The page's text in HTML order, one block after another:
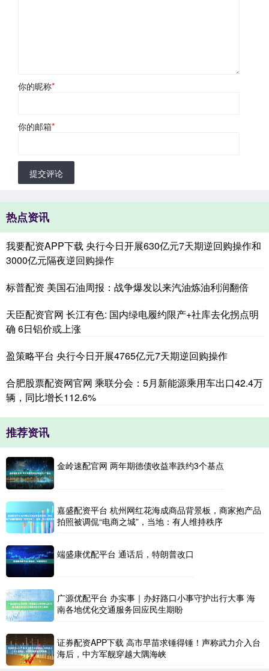
你的昵称*
你的邮箱*
提交评论
热点资讯
我要配资APP下载 央行今日开展630亿元7天期逆回购操作和
3000亿元隔夜逆回购操作
标普配资 美国石油周报：战争爆发以来汽油炼油利润翻倍
天臣配资官网 长江有色: 国内绿电履约限产+社库去化拐点明
确 6日铝价或上涨
盈策略平台 央行今日开展4765亿元7天期逆回购操作
合肥股票配资网官网 乘联分会：5月新能源乘用车出口42.4万
辆，同比增长112.6%
推荐资讯
金岭速配官网 两年期德债收益率跌约3个基点
嘉盛配资平台 杭州网红花海成商品背景板，商家抱产品
拍照被调侃“电商之城”，当地：有人维持秩序
端盛康优配平台 通话后，特朗普改口
广源优配平台 办实事｜办好路口小事守护出行大事 海
南各地优化交通服务回应民生期盼
证券配资APP下载 高市早苗求锤得锤！声称武力介入台
海后，中方军舰穿越大隅海峡